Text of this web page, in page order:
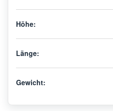
Höhe:
Länge:
Gewicht: